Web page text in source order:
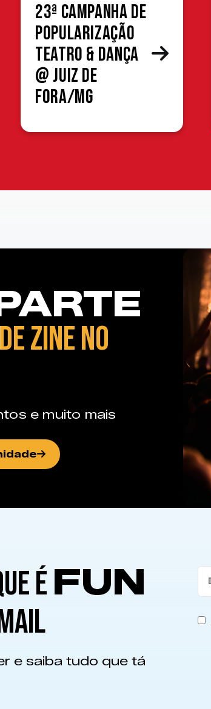
23ª Campanha de
Popularização
Teatro & Dança
@ Juiz de
Fora/MG
ZINE NO
e muito mais
ÉFUN
e saiba tudo que tá